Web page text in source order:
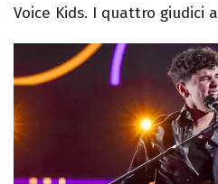
Voice Kids. I quattro giudici